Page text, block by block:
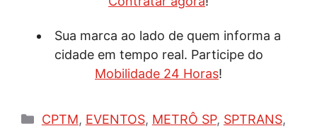
Sua marca ao lado de quem informa a
cidade em tempo real. Participe do
Mobilidade 24 Horas!
Categorias
CPTM, EVENTOS, METRÔ SP, SPTRANS,